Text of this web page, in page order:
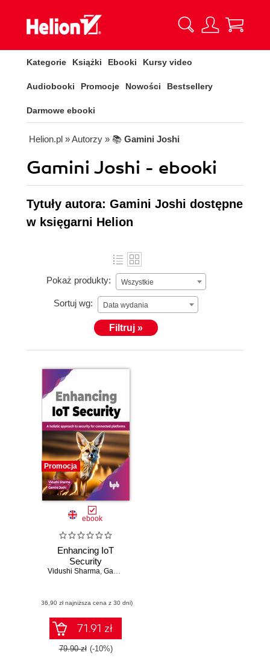
Kategorie Książki Ebooki Kursy video
Audiobooki Promocje Nowości Bestsellery
Darmowe ebooki
Helion.pl » Autorzy » 📚 Gamini Joshi
Gamini Joshi - ebooki
Tytuły autora: Gamini Joshi dostępne
w księgarni Helion
Pokaż produkty: Wszystkie
Sortuj wg: Data wydania
Filtruj »
Promocja
ebook
Enhancing IoT
Security
Vidushi Sharma, Gamini Joshi
(36,90 zł najniższa cena z 30 dni)
71.91 zł
79.90 zł (-10%)